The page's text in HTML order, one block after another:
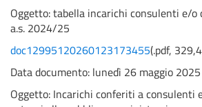
Oggetto:tabella incarichi consulenti e/o
a.s. 2024/25
doc12995120260123173455(.pdf,
Data documento: lunedì 26 maggio 2025
Oggetto: Incarichi conferiti a consulenti